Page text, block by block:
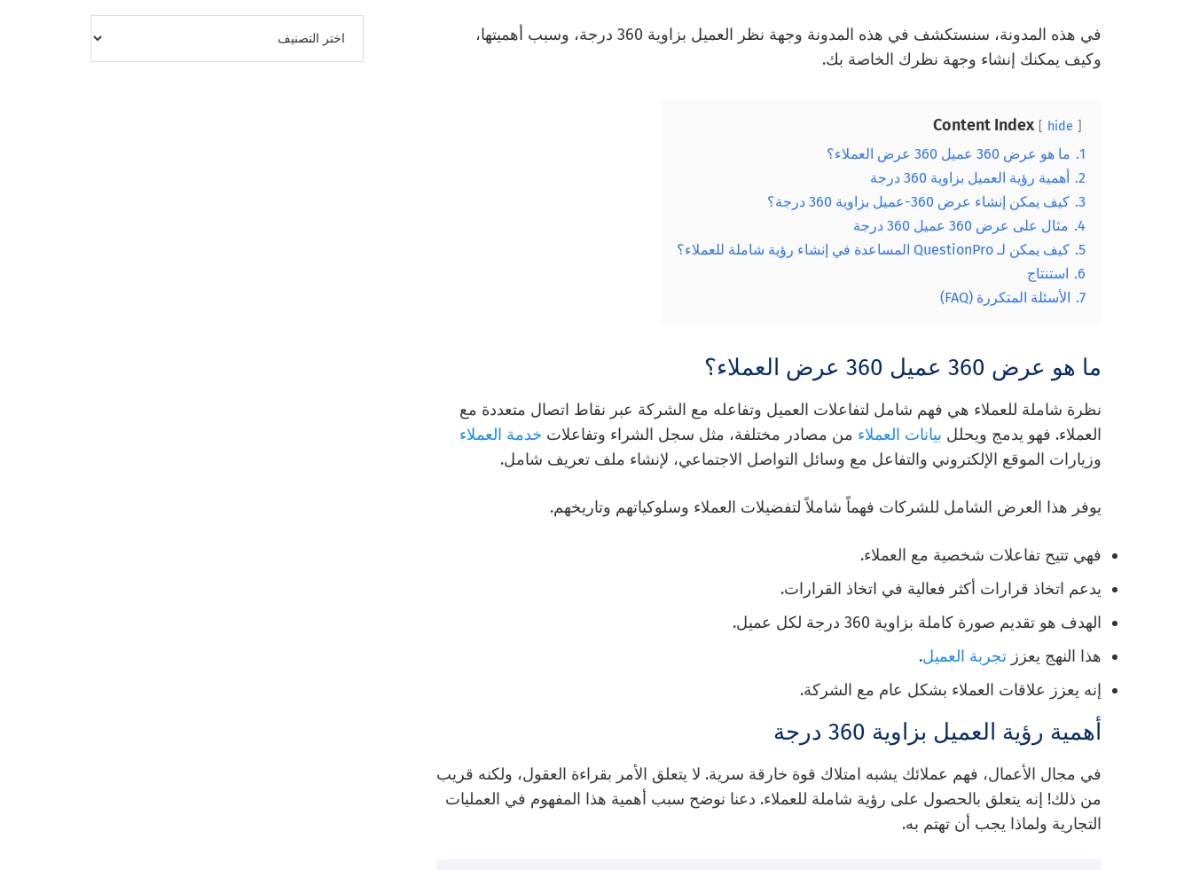
في هذه المدونة، سنستكشف في هذه المدونة وجهة نظر العميل بزاوية 360 درجة، وسبب أهميتها،
وكيف يمكنك إنشاء وجهة نظرك الخاصة بك.
Content Index hide
1. ما هو عرض 360 عميل 360 عرض العملاء؟
2. أهمية رؤية العميل بزاوية 360 درجة
3. كيف يمكن إنشاء عرض 360-عميل بزاوية 360 درجة؟
4. مثال على عرض 360 عميل 360 درجة
5. كيف يمكن لـ QuestionPro المساعدة في إنشاء رؤية شاملة للعملاء؟
6.
استنتاج
7. الأسئلة المتكررة (FAQ)
ما هو عرض 360 عميل 360 عرض العملاء؟
نظرة شاملة للعملاء هي فهم شامل لتفاعلات العميل وتفاعله مع الشركة عبر نقاط اتصال متعددة مع
العملاء. فهو يدمج ويحلل بيانات العملاء من مصادر مختلفة، مثل سجل الشراء وتفاعلات خدمة العملاء
وزيارات الموقع الإلكتروني والتفاعل مع وسائل التواصل الاجتماعي، لإنشاء ملف تعريف شامل.
يوفر هذا العرض الشامل للشركات فهماً شاملاً لتفضيلات العملاء وسلوكياتهم وتاريخهم.
فهي تتيح تفاعلات شخصية مع العملاء.
يدعم اتخاذ قرارات أكثر فعالية في اتخاذ القرارات.
الهدف هو تقديم صورة كاملة بزاوية 360 درجة لكل عميل.
هذا النهج يعزز تجربة العميل.
إنه يعزز علاقات العملاء بشكل عام مع الشركة.
أهمية رؤية العميل بزاوية 360 درجة
في مجال الأعمال، فهم عملائك يشبه امتلاك قوة خارقة سرية. لا يتعلق الأمر بقراءة العقول، ولكنه قريب
من ذلك! إنه يتعلق بالحصول على رؤية شاملة للعملاء. دعنا نوضح سبب أهمية هذا المفهوم في العمليات
التجارية ولماذا يجب أن تهتم به.
المواضيع